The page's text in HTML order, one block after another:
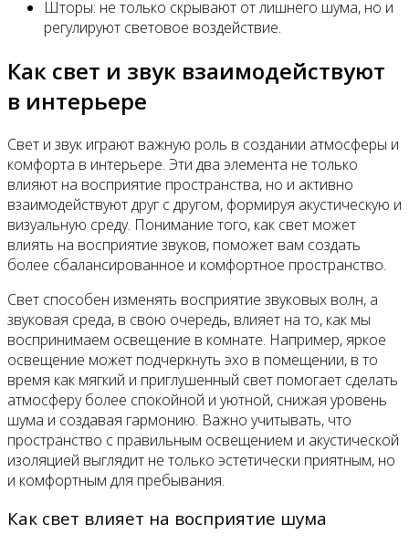
Шторы: не только скрывают от лишнего шума, но и
регулируют световое воздействие.
Как свет и звук взаимодействуют
в интерьере
Свет и звук играют важную роль в создании атмосферы и
комфорта в интерьере. Эти два элемента не только
влияют на восприятие пространства, но и активно
взаимодействуют друг с другом, формируя акустическую и
визуальную среду. Понимание того, как свет может
влиять на восприятие звуков, поможет вам создать
более сбалансированное и комфортное пространство.
Свет способен изменять восприятие звуковых волн, а
звуковая среда, в свою очередь, влияет на то, как мы
воспринимаем освещение в комнате. Например, яркое
освещение может подчеркнуть эхо в помещении, в то
время как мягкий и приглушенный свет помогает сделать
атмосферу более спокойной и уютной, снижая уровень
шума и создавая гармонию. Важно учитывать, что
пространство с правильным освещением и акустической
изоляцией выглядит не только эстетически приятным, но
и комфортным для пребывания.
Как свет влияет на восприятие шума